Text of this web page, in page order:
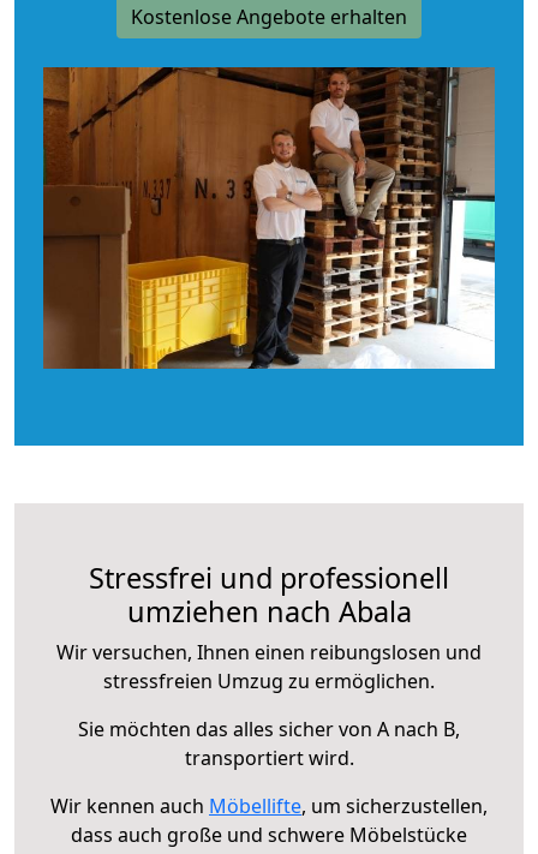
Kostenlose Angebote erhalten
Stressfrei und professionell
umziehen nach Abala
Wir versuchen, Ihnen einen reibungslosen und
stressfreien Umzug zu ermöglichen.
Sie möchten das alles sicher von A nach B,
transportiert wird.
Wir kennen auch Möbellifte, um sicherzustellen,
dass auch große und schwere Möbelstücke